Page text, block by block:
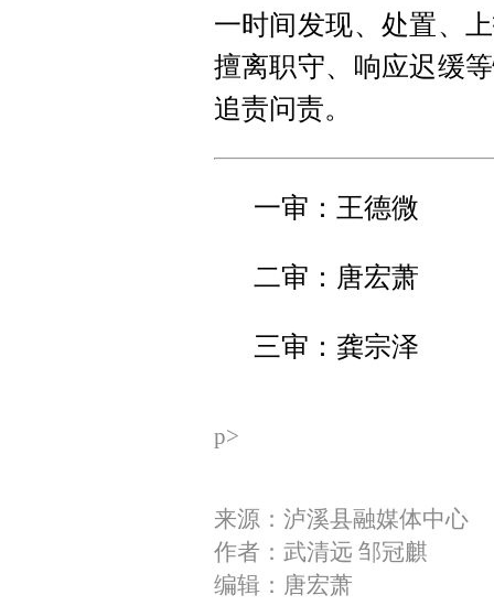
一时间发现、处置、
擅离职守、响应迟缓
追责问责。
一审：王德微
二审：唐宏萧
三审：龚宗泽
p>
来源：泸溪县融媒体中心
作者：武清远 邹冠麒
编辑：唐宏萧